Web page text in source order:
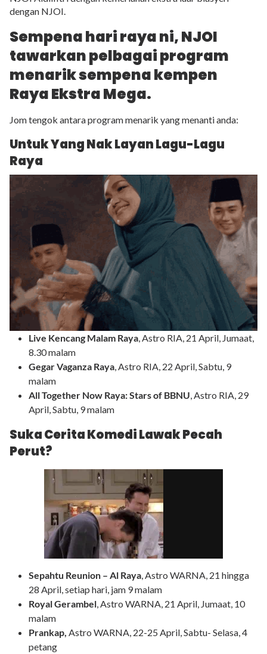
dengan NJOI.
Sempena hari raya ni, NJOI
tawarkan pelbagai program
menarik sempena kempen
Raya Ekstra Mega.
Jom tengok antara program menarik yang menanti anda:
Untuk Yang Nak Layan Lagu-Lagu
Raya
Live Kencang Malam Raya , Astro RIA, 21 April, Jumaat,
8.30 malam
Gegar Vaganza Raya , Astro RIA, 22 April, Sabtu, 9
malam
All Together Now Raya: Stars of BBNU , Astro RIA, 29
April, Sabtu, 9 malam
Suka Cerita Komedi Lawak Pecah
Perut?
Sepahtu Reunion – Al Raya , Astro WARNA, 21 hingga
28 April, setiap hari, jam 9 malam
Royal Gerambel , Astro WARNA, 21 April, Jumaat, 10
malam
Prankap, Astro WARNA, 22-25 April, Sabtu- Selasa, 4
petang